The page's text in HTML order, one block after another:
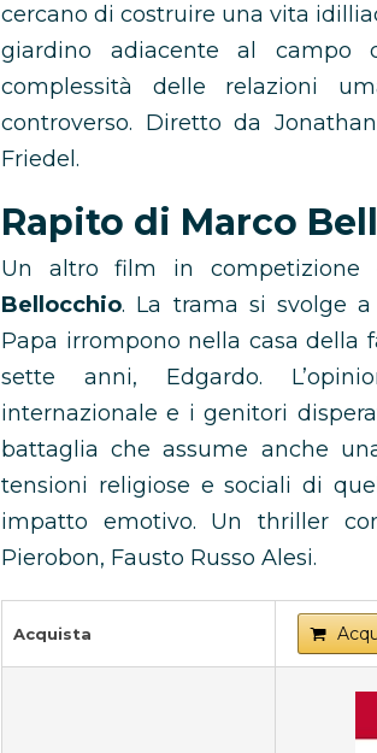
cercano di costruire una vita
giardino adiacente al campo
complessità delle relazioni
controverso. Diretto da
Friedel.
Rapito di Marco
Un altro film in competizione
Bellocchio. La trama si svolge
Papa irrompono nella casa della
sette anni, Edgardo.
internazionale e i genitori
battaglia che assume anche
tensioni religiose e sociali di
impatto emotivo. Un thriller
Pierobon, Fausto Russo Alesi.
Acquista